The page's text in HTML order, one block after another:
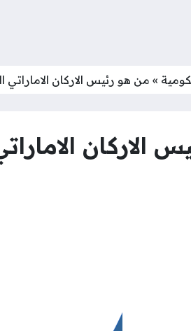
» من هو رئيس الاركان الاماراتي
الاركان